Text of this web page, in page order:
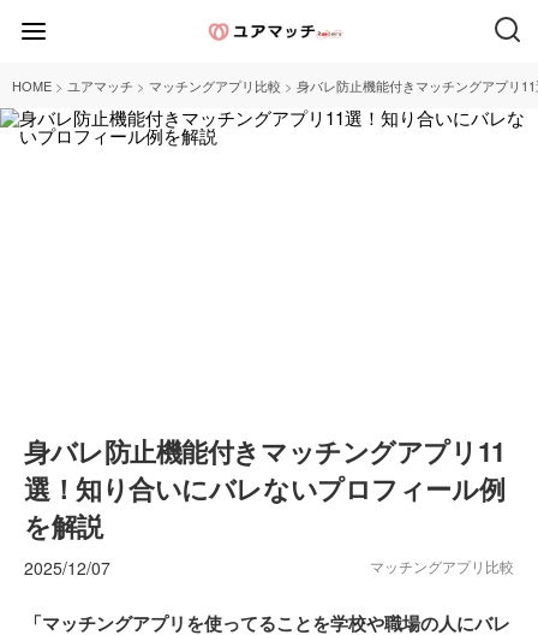
HOME > ユアマッチ > マッチングアプリ比較 > 身バレ防止機能付きマッチングアプリ
身バレ防止機能付きマッチングアプリ11
選！知り合いにバレないプロフィール例
を解説
2025/12/07 マッチングアプリ比較
「マッチングアプリを使ってることを学校や職場の人にバレ